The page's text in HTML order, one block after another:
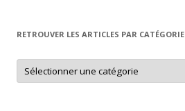
RETROUVER LES ARTICLES PAR CATÉGORIE
Retrouver
les
articles